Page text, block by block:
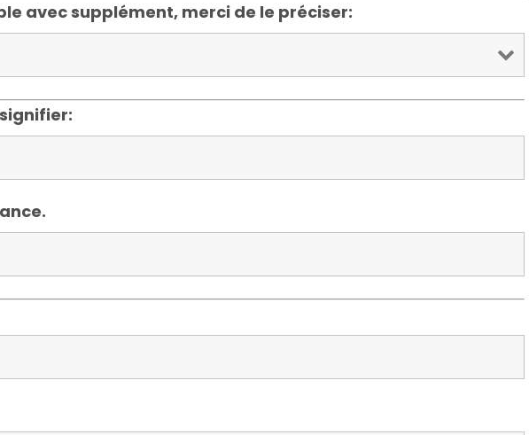
avec supplément, merci de le préciser: